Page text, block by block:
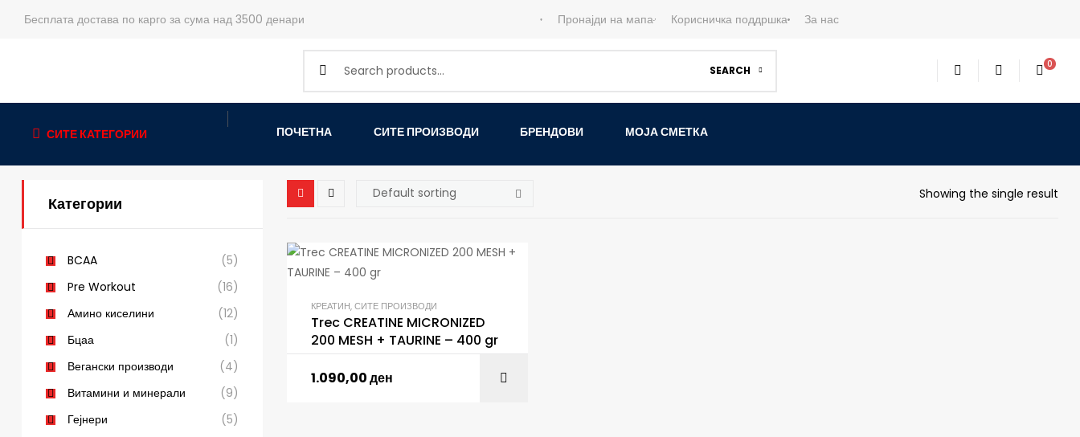
Бесплата достава по карго за сума над 3500 денари Пронајди на мапа Корисничка поддршка За нас
SEARCH 0
СИТЕ КАТЕГОРИИ ПОЧЕТНА СИТЕ ПРОИЗВОДИ БРЕНДОВИ МОЈА СМЕТКА
Showing the single result
КРЕАТИН,СИТЕ ПРОИЗВОДИ
Trec CREATINE MICRONIZED
200 MESH + TAURINE – 400 gr
1.090,00ден
Категории
BCAA
(5)
Pre Workout
(16)
Амино киселини
(12)
Бцаа
(1)
Вегански производи
(4)
Витамини и минерали
(9)
Гејнери
(5)